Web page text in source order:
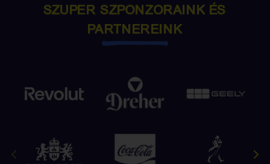
SZUPER SZPONZORAINK ÉS
PARTNEREINK